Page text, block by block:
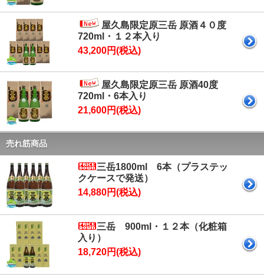
屋久島限定原三岳 原酒４０度
720ml・１２本入り
43,200円(税込)
屋久島限定原三岳 原酒40度
720ml・6本入り
21,600円(税込)
売れ筋商品
三岳1800ml 6本（プラステッ
クケースで発送）
14,880円(税込)
三岳 900ml・１２本（化粧箱
入り）
18,720円(税込)